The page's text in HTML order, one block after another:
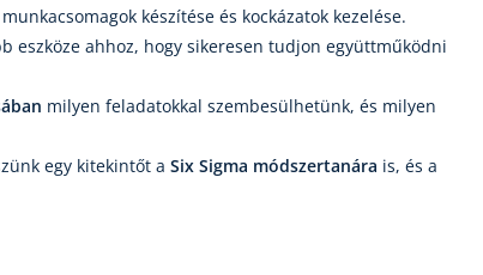
készítése és kockázatok kezelése.
eszköze ahhoz, hogy sikeresen tudjon együttműködni
milyen feladatokkal szembesülhetünk, és milyen
egy kitekintőt a Six Sigma módszertanára is, és a